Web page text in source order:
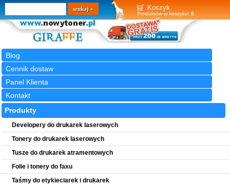
Koszyk
Produktów w koszyku: 0
Blog
Cennik dostaw
Panel Klienta
Kontakt
Wyszukiwarka
szukaj
Produkty
Developery do drukarek laserowych
Tonery do drukarek laserowych
Tusze do drukarek atramentowych
Folie i tonery do faxu
Taśmy do etykieciarek i drukarek